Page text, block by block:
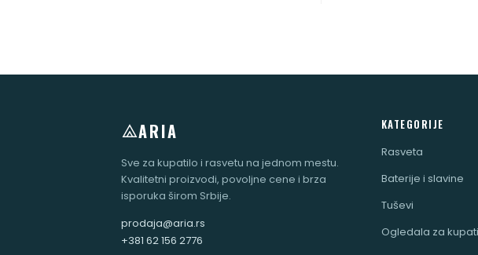
ARIA
Sve za kupatilo i rasvetu na jednom mestu.
Kvalitetni proizvodi, povoljne cene i brza
isporuka širom Srbije.
prodaja@aria.rs
+381 62 156 2776
KATEGORIJE
Rasveta
Baterije i slavine
Tuševi
Ogledala za